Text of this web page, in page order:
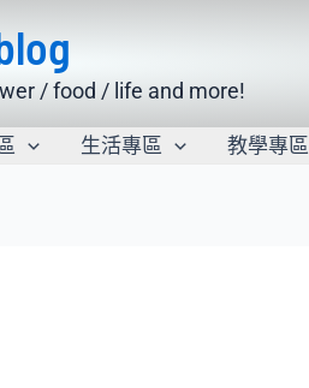
/ food / life and more!
生活專區 教學專區